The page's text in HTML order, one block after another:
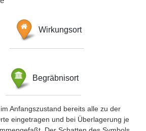
Wirkungsort
Begräbnisort
Anfangszustand bereits alle zu der
eingetragen und bei Überlagerung je